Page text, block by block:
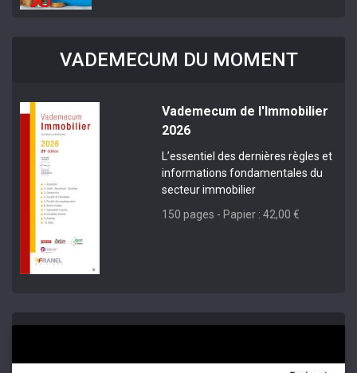
VADEMECUM DU MOMENT
Vademecum de l'Immobilier
2026
L’essentiel des dernières règles et
informations fondamentales du
secteur immobilier
150 pages - Papier : 42,00 €